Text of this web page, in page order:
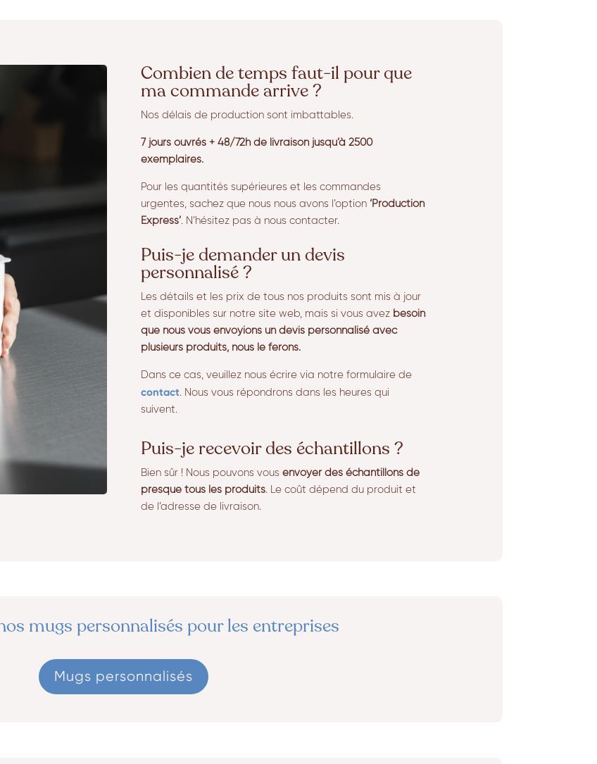
Combien de temps faut-il pour que
ma commande arrive ?
Nos délais de production sont imbattables.
7 jours ouvrés + 48/72h de livraison jusqu’à 2500
exemplaires.
Pour les quantités supérieures et les commandes
urgentes, sachez que nous nous avons l’option ‘Production
Express’. N’hésitez pas à nous contacter.
Puis-je demander un devis
personnalisé ?
Les détails et les prix de tous nos produits sont mis à jour
et disponibles sur notre site web, mais si vous avez besoin
que nous vous envoyions un devis personnalisé avec
plusieurs produits, nous le ferons.
Dans ce cas, veuillez nous écrire via notre formulaire de
contact. Nous vous répondrons dans les heures qui
suivent.
Puis-je recevoir des échantillons ?
Bien sûr ! Nous pouvons vous envoyer des échantillons de
presque tous les produits. Le coût dépend du produit et
de l’adresse de livraison.
mugs personnalisés pour les entreprises
Mugs personnalisés